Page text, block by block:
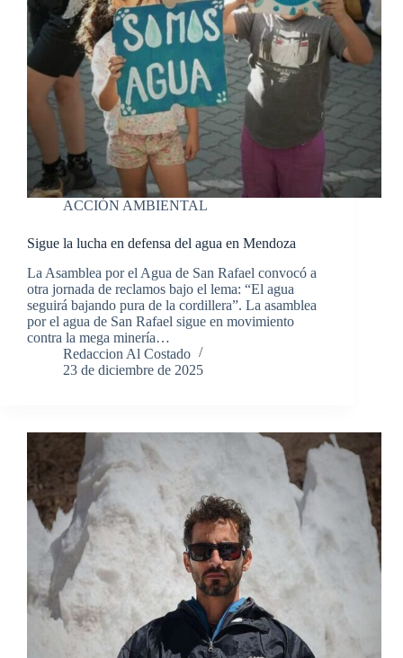
ACCIÓN AMBIENTAL
Sigue la lucha en defensa del agua en Mendoza
La Asamblea por el Agua de San Rafael convocó a
otra jornada de reclamos bajo el lema: “El agua
seguirá bajando pura de la cordillera”. La asamblea
por el agua de San Rafael sigue en movimiento
contra la mega minería…
Redaccion Al Costado
23 de diciembre de 2025